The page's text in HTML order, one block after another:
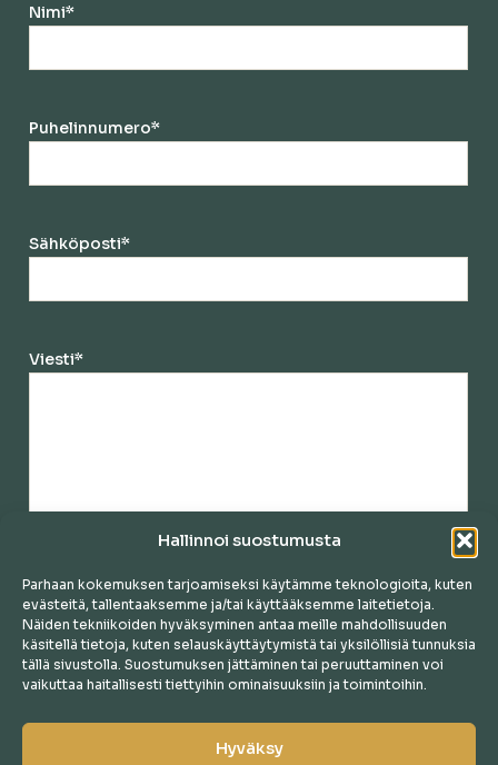
Hallinnoi suostumusta
Parhaan kokemuksen tarjoamiseksi käytämme teknologioita, kuten
evästeitä, tallentaaksemme ja/tai käyttääksemme laitetietoja.
Näiden tekniikoiden hyväksyminen antaa meille mahdollisuuden
käsitellä tietoja, kuten selauskäyttäytymistä tai yksilöllisiä tunnuksia
tällä sivustolla. Suostumuksen jättäminen tai peruuttaminen voi
vaikuttaa haitallisesti tiettyihin ominaisuuksiin ja toimintoihin.
Hyväksy
Nimi*
Puhelinnumero*
Sähköposti*
Viesti*